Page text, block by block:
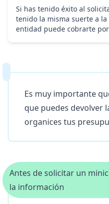
Si has tenido éxito al
tenido la misma suerte a
entidad puede cobrarte
Es muy importante
que puedes devolver
organices tus
Antes de solicitar un
la información